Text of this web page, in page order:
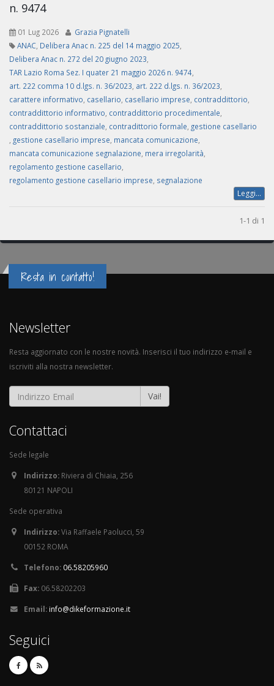
n. 9474
01 Lug 2026
Grazia Pignatelli
ANAC Delibera Anac n. 225 del 14 maggio 2025
Delibera Anac n. 272 del 20 giugno 2023
TAR Lazio Roma Sez. I quater 21 maggio 2026 n. 9474
art. 222 comma 10 d.lgs. n. 36/2023 art. 222 d.lgs. n. 36/2023
carattere informativo casellario casellario imprese contraddittorio
contraddittorio informativo contraddittorio procedimentale
contraddittorio sostanziale contradittorio formale gestione casellario
gestione casellario imprese mancata comunicazione
mancata comunicazione segnalazione mera irregolarità
regolamento gestione casellario
regolamento gestione casellario imprese segnalazione
Leggi...
1-1 di 1
Resta in contatto!
Newsletter
Resta aggiornato con le nostre novità. Inserisci il tuo indirizzo e-mail e
iscriviti alla nostra newsletter.
Vai!
Contattaci
Sede legale
Indirizzo: Riviera di Chiaia, 256
80121 NAPOLI
Sede operativa
Indirizzo:Via Raffaele Paolucci, 59
00152 ROMA
Telefono: 06.58205960
Fax: 06.58202203
Email: info@dikeformazione.it
Seguici